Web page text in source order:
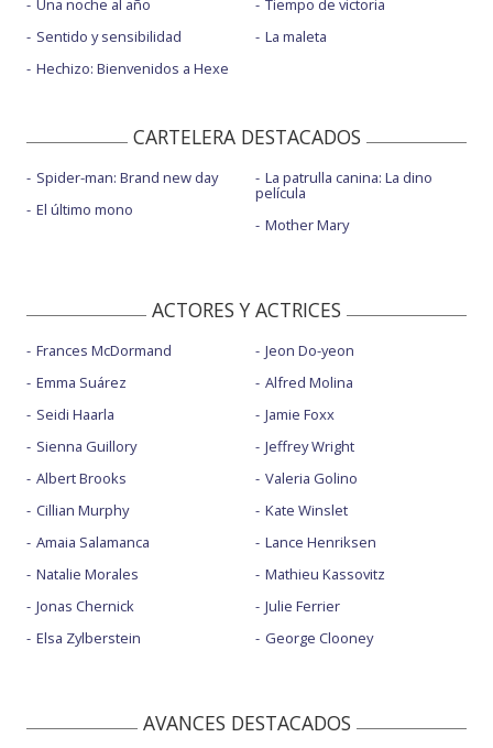
Una noche al año
Sentido y sensibilidad
Hechizo: Bienvenidos a Hexe
Tiempo de victoria
La maleta
CARTELERA DESTACADOS
Spider-man: Brand new day
El último mono
La patrulla canina: La dino
película
Mother Mary
ACTORES Y ACTRICES
Frances McDormand
Emma Suárez
Seidi Haarla
Sienna Guillory
Albert Brooks
Cillian Murphy
Amaia Salamanca
Natalie Morales
Jonas Chernick
Elsa Zylberstein
Jeon Do-yeon
Alfred Molina
Jamie Foxx
Jeffrey Wright
Valeria Golino
Kate Winslet
Lance Henriksen
Mathieu Kassovitz
Julie Ferrier
George Clooney
AVANCES DESTACADOS